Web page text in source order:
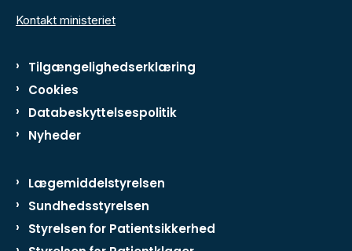
Kontakt ministeriet
Tilgængelighedserklæring
Cookies
Databeskyttelsespolitik
Nyheder
Lægemiddelstyrelsen
Sundhedsstyrelsen
Styrelsen for Patientsikkerhed